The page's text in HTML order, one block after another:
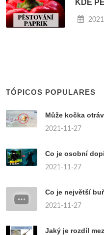
KDE
TÓPICOS POPULARES
Může kočka
2021-11-27
Co je osobní
2021-11-27
Co je největší
2021-11-27
Jaký je rozdíl